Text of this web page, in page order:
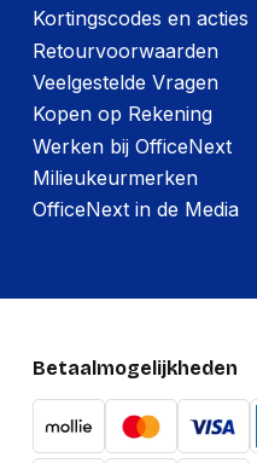
Kortingscodes en acties
Retourvoorwaarden
Veelgestelde Vragen
Kopen op Rekening
Werken bij OfficeNext
Milieukeurmerken
OfficeNext in de Media
Betaalmogelijkheden